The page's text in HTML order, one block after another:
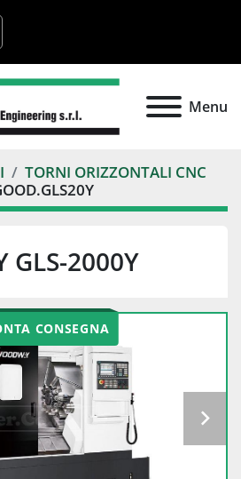
Menu
TORNI ORIZZONTALI CNC
GLS-2000Y
CONSEGNA